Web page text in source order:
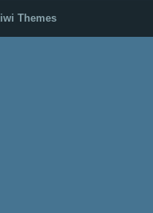
Themes